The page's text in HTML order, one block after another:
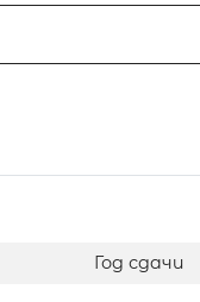
Год сдачи